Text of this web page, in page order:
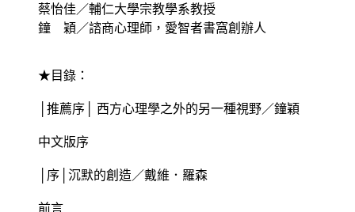
蔡怡佳／輔仁大學宗教學系教授
鐘 穎／諮商心理師，愛智者書窩創辦人
★目錄：
│推薦序│ 西方心理學之外的另一種視野／鐘穎
中文版序
│序│沉默的創造／戴維．羅森
前言